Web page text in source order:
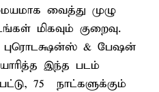
வைத்து முழு
மிகவும் குறைவு.
புரொடக்ஷன்ஸ் & பேஷன்
இந்த படம்
75 நாட்களுக்கும்